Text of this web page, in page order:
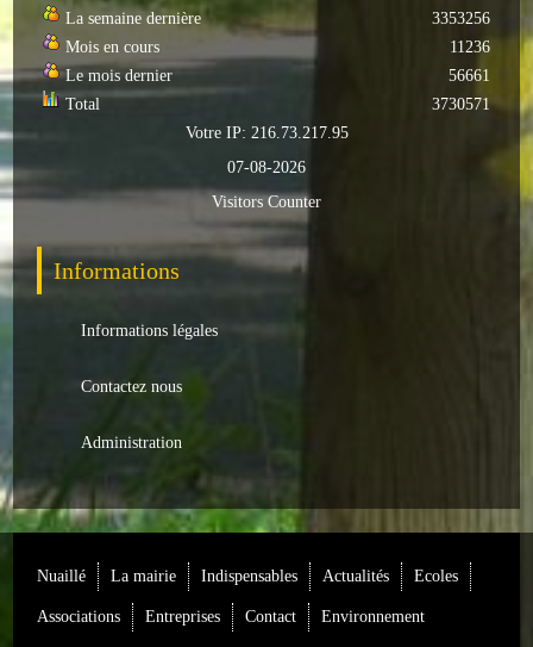
La semaine dernière
Mois en cours
Le mois dernier
Total
3353256
11236
56661
3730571
Votre IP: 216.73.217.95
07-08-2026
Visitors Counter
Informations
Informations légales
Contactez nous
Administration
Nuaillé La mairie Indispensables Actualités Ecoles
Associations Entreprises Contact Environnement